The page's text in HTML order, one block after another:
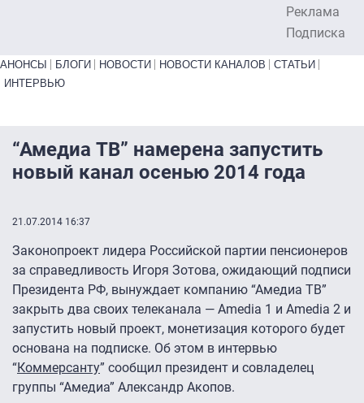
Реклама
Подписка
Primary links bottom
АНОНСЫ БЛОГИ НОВОСТИ НОВОСТИ КАНАЛОВ
СТАТЬИ
ИНТЕРВЬЮ
“Амедиа ТВ” намерена запустить
новый канал осенью 2014 года
21.07.2014 16:37
Законопроект лидера Российской партии пенсионеров
за справедливость Игоря Зотова, ожидающий подписи
Президента РФ, вынуждает компанию “Амедиа ТВ”
закрыть два своих телеканала — Amedia 1 и Amedia 2 и
запустить новый проект, монетизация которого будет
основана на подписке. Об этом в интервью
“Коммерсанту” сообщил президент и совладелец
группы “Амедиа” Александр Акопов.